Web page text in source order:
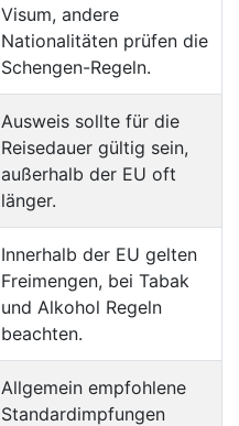
Visum, andere
Nationalitäten prüfen die
Schengen-Regeln.
Ausweis sollte für die
Reisedauer gültig sein,
außerhalb der EU oft
länger.
Innerhalb der EU gelten
Freimengen, bei Tabak
und Alkohol Regeln
beachten.
Allgemein empfohlene
Standardimpfungen